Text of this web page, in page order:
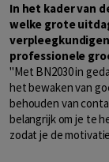
In het kader van
welke grote
professionele
"Met BN2030 in
het bewaken van
behouden van
belangrijk om je te
zodat je de